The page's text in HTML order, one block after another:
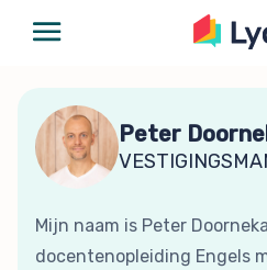
Peter
Mijn naam is Peter
docentenopleiding Engels